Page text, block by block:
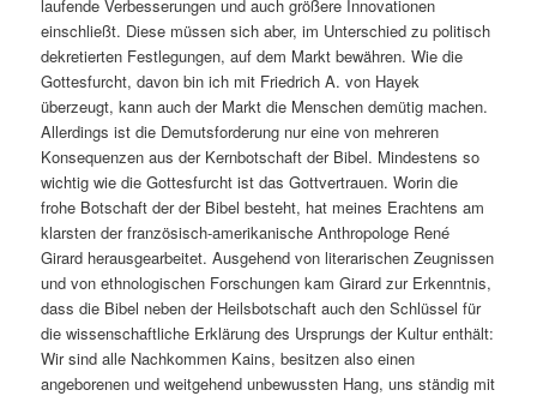
laufende Verbesserungen und auch größere Innovationen
einschließt. Diese müssen sich aber, im Unterschied zu politisch
dekretierten Festlegungen, auf dem Markt bewähren. Wie die
Gottesfurcht, davon bin ich mit Friedrich A. von Hayek
überzeugt, kann auch der Markt die Menschen demütig machen.
Allerdings ist die Demutsforderung nur eine von mehreren
Konsequenzen aus der Kernbotschaft der Bibel. Mindestens so
wichtig wie die Gottesfurcht ist das Gottvertrauen. Worin die
frohe Botschaft der der Bibel besteht, hat meines Erachtens am
klarsten der französisch-amerikanische Anthropologe René
Girard herausgearbeitet. Ausgehend von literarischen Zeugnissen
und von ethnologischen Forschungen kam Girard zur Erkenntnis,
dass die Bibel neben der Heilsbotschaft auch den Schlüssel für
die wissenschaftliche Erklärung des Ursprungs der Kultur enthält:
Wir sind alle Nachkommen Kains, besitzen also einen
angeborenen und weitgehend unbewussten Hang, uns ständig mit